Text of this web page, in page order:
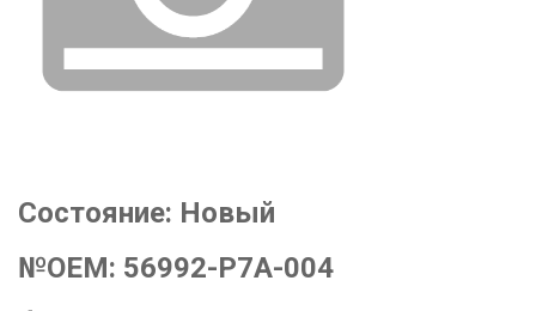
Состояние: Новый
№OEM: 56992-P7A-004